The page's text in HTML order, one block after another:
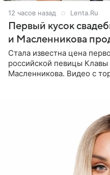
12 часов назад Lenta.Ru
Первый кусок
и Масленникова
Стала известна цена
российской певицы
Масленникова. Видео с